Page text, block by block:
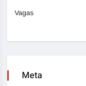
Vagas
Meta